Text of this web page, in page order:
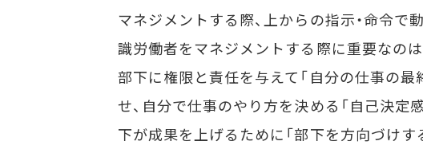
マネジメントする際、上からの指示・命令で
識労働者をマネジメントする際に重要なの
部下に権限と責任を与えて「自分の仕事の
せ、自分で仕事のやり方を決める「自己決定
下が成果を上げるために「部下を方向づけ